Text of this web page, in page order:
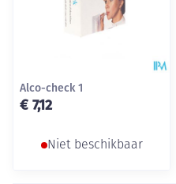
Alco-check 1
€ 7,12
Niet beschikbaar